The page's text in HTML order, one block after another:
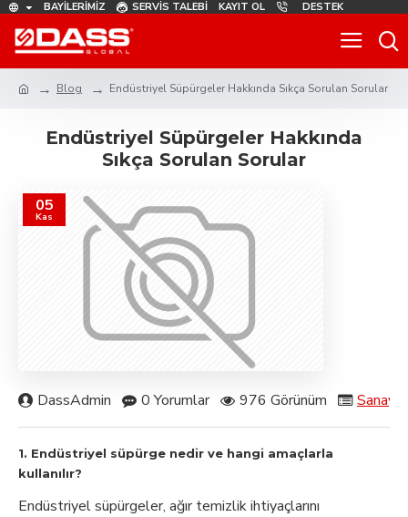
BAYILERIMIZ SERVIS TALEBI KAYIT OL DESTEK
Blog Endüstriyel Süpürgeler Hakkında Sıkça Sorulan Sorular
Endüstriyel Süpürgeler Hakkında
Sıkça Sorulan Sorular
05
Kas
DassAdmin 0 Yorumlar 976 Görünüm Sanayi
1. Endüstriyel süpürge nedir ve hangi amaçlarla
kullanılır?
Endüstriyel süpürgeler, ağır temizlik ihtiyaçlarını